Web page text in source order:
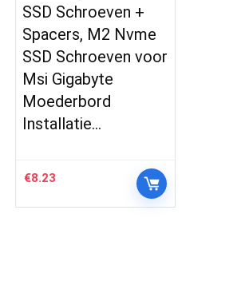
SSD Schroeven +
Spacers, M2 Nvme
SSD Schroeven voor
Msi Gigabyte
Moederbord
Installatie…
€8.23